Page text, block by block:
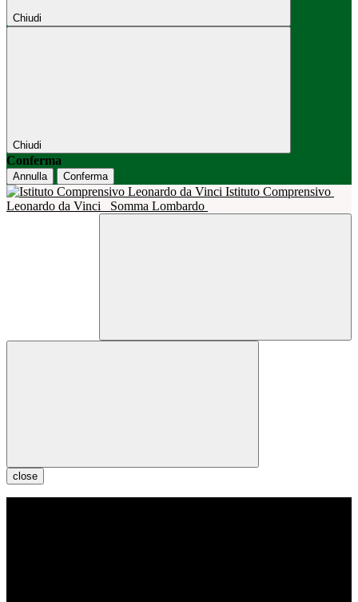
Chiudi
Chiudi
Conferma
Annulla Conferma
Istituto Comprensivo
Leonardo da Vinci
Somma Lombardo
close